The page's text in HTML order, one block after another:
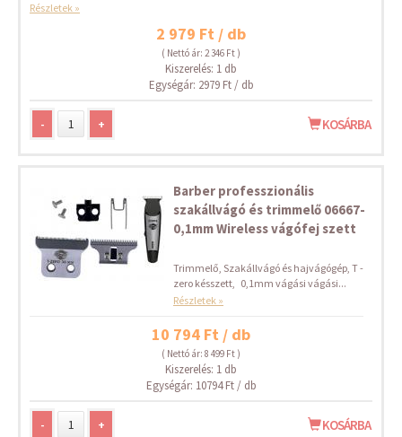
Részletek »
2 979 Ft / db
( Nettó ár: 2 346 Ft )
Kiszerelés: 1 db
Egységár: 2979 Ft / db
- + KOSÁRBA
Barber professzionális
szakállvágó és trimmelő 06667-
0,1mm Wireless vágófej szett
Trimmelő, Szakállvágó és hajvágógép, T -
zero késszett, 0,1mm vágási vágási...
Részletek »
10 794 Ft / db
( Nettó ár: 8 499 Ft )
Kiszerelés: 1 db
Egységár: 10794 Ft / db
- + KOSÁRBA